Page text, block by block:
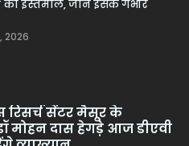
का इस्तेमाल, जानें इसके गंभीर
2026
रिसर्च सेंटर मैसूर के
मोहन दास हेगड़े आज डीएवी